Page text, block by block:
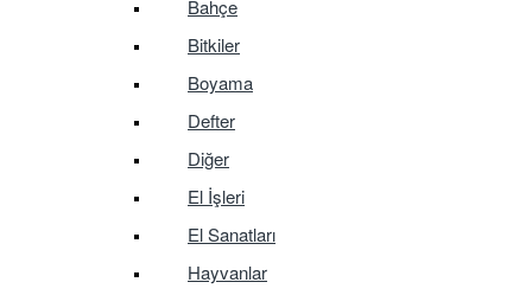
Bahçe
Bitkiler
Boyama
Defter
Diğer
El İşleri
El Sanatları
Hayvanlar